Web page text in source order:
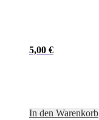
5,00 €
In den Warenkorb